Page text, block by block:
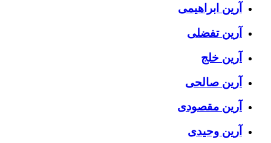
آرین ابراهیمی
آرین تفضلی
آرین خلج
آرین صالحی
آرین مقصودی
آرین وحیدی